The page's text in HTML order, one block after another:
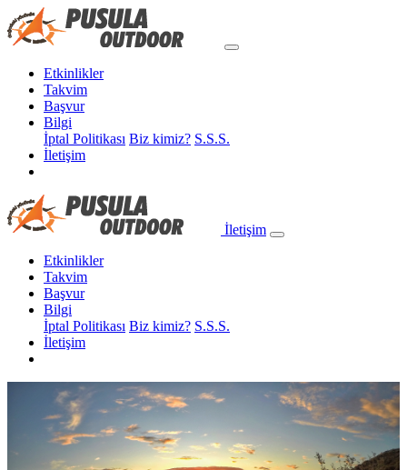
Etkinlikler
Takvim
Başvur
Bilgi
İptal Politikası Biz kimiz? S.S.S.
İletişim
İletişim
Etkinlikler
Takvim
Başvur
Bilgi
İptal Politikası Biz kimiz? S.S.S.
İletişim